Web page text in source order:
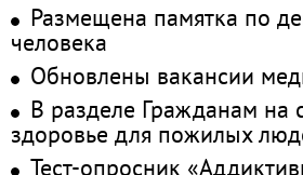
Размещена памятка по
человека
Обновлены вакансии
В разделе Гражданам на
здоровье для пожилых
Тест-опросник